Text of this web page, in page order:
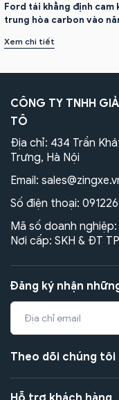
Ford tái khẳng định cam
trung hòa carbon vào
Xem chi tiết
CÔNG TY TNHH
TÔ
Địa chỉ: 434 Trần
Trưng, Hà Nội
Email:
Số điện thoại:
Mã số doanh
Nơi cấp: SKH & ĐT
Đăng ký nhận
Theo dõi chúng tôi